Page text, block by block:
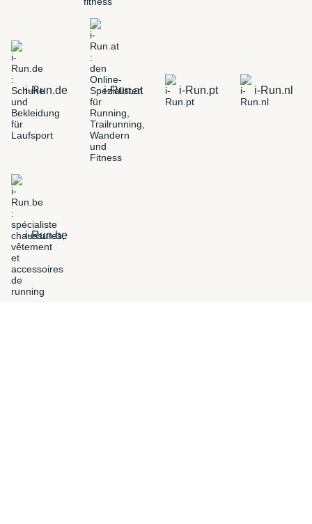
i-Run.de i-Run.at i-Run.pt i-Run.nl
i-Run.be